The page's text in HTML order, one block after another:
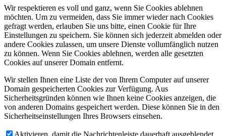
Wir respektieren es voll und ganz, wenn Sie Cookies ablehnen
möchten. Um zu vermeiden, dass Sie immer wieder nach Cookies
gefragt werden, erlauben Sie uns bitte, einen Cookie für Ihre
Einstellungen zu speichern. Sie können sich jederzeit abmelden oder
andere Cookies zulassen, um unsere Dienste vollumfänglich nutzen
zu können. Wenn Sie Cookies ablehnen, werden alle gesetzten
Cookies auf unserer Domain entfernt.
Wir stellen Ihnen eine Liste der von Ihrem Computer auf unserer
Domain gespeicherten Cookies zur Verfügung. Aus
Sicherheitsgründen können wie Ihnen keine Cookies anzeigen, die
von anderen Domains gespeichert werden. Diese können Sie in den
Sicherheitseinstellungen Ihres Browsers einsehen.